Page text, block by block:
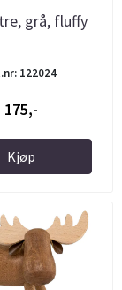
grå, fluffy
122024
175,-
Kjøp